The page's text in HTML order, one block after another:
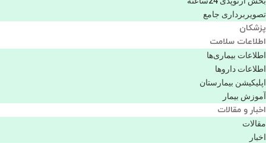
تصویربرداری جامع
پزشكان
اطلاعات سلامت
اطلاعات بیماری‌ها
اطلاعات دارو‌ها
اپليكيشن بيمارستان
آموزش بیمار
اخبار و مقالات
مقالات
اخبار